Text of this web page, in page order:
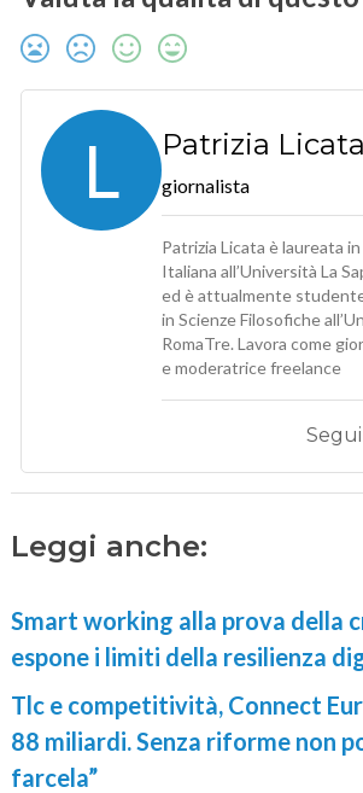
L Patrizia Licata
giornalista
Patrizia Licata è laureata
Italiana all’Università La
ed è attualmente
in Scienze Filosofiche
RomaTre. Lavora come
e moderatrice freelance
Leggi anche:
Smart working alla prova della
espone i limiti della resilienza
Tlc e competitività, Connect
88 miliardi. Senza riforme non
farcela”